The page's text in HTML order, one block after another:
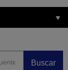
Buscar